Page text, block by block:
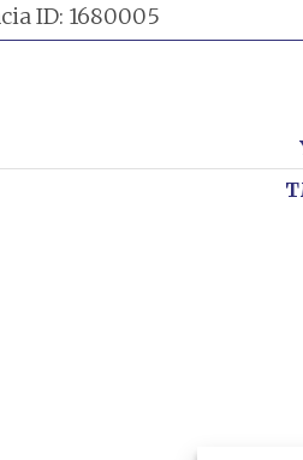
ID: 1680005